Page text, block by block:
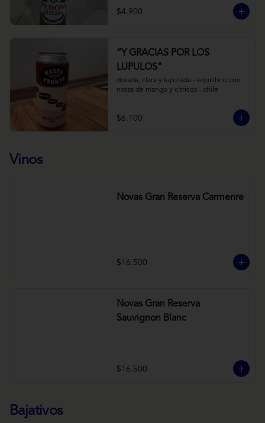
$4.900
“Y GRACIAS POR LOS
LUPULOS"
dorada, clara y lupulada - equilibrio con
notas de mango y cítricos - chile
$6.100
Vinos
Novas Gran Reserva Carmenre
$16.500
Novas Gran Reserva
Sauvignon Blanc
$16.500
Bajativos